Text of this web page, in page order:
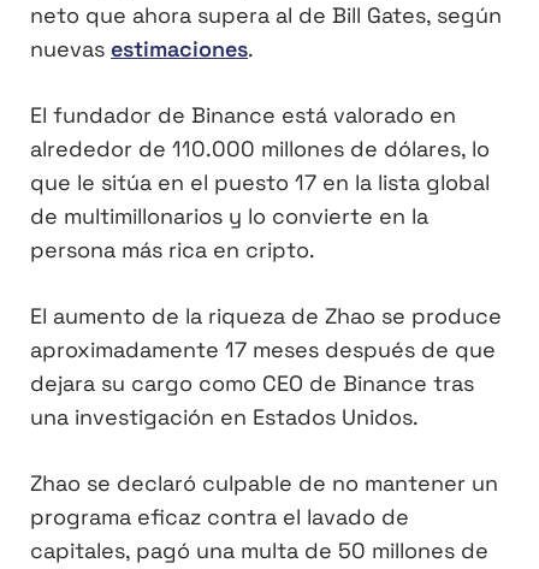
neto que ahora supera al de Bill Gates, según
nuevas estimaciones.
El fundador de Binance está valorado en
alrededor de 110.000 millones de dólares, lo
que le sitúa en el puesto 17 en la lista global
de multimillonarios y lo convierte en la
persona más rica en cripto.
El aumento de la riqueza de Zhao se produce
aproximadamente 17 meses después de que
dejara su cargo como CEO de Binance tras
una investigación en Estados Unidos.
Zhao se declaró culpable de no mantener un
programa eficaz contra el lavado de
capitales, pagó una multa de 50 millones de